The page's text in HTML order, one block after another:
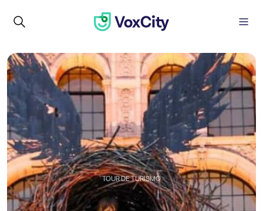
TOUR DE TURISMO